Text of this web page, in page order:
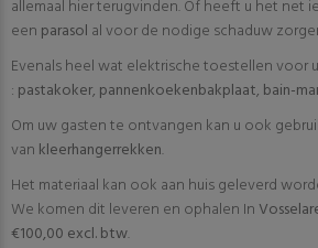
allemaal hier terugvinden. Of heeft u het net
een parasol al voor de nodige schaduw
Evenals heel wat elektrische toestellen voor
: pastakoker, pannenkoekenbakplaat, bain-
Om uw gasten te ontvangen kan u ook
van kleerhangerrekken.
Het materiaal kan ook aan huis geleverd
We komen dit leveren en ophalen In
€100,00 excl. btw.